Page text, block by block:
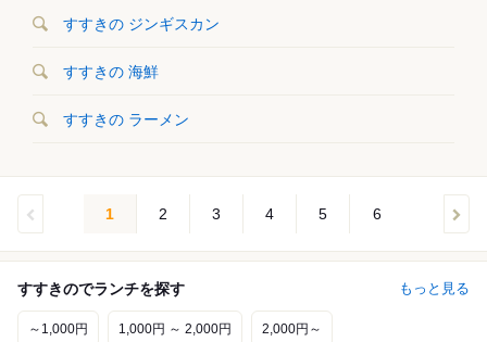
すすきの ジンギスカン
すすきの 海鮮
すすきの ラーメン
1 2 3 4 5 6
すすきのでランチを探す もっと見る
～1,000円 1,000円 ～ 2,000円 2,000円～